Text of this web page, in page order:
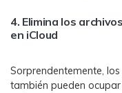
4. Elimina los
en iCloud
Sorprendentemente,
también pueden